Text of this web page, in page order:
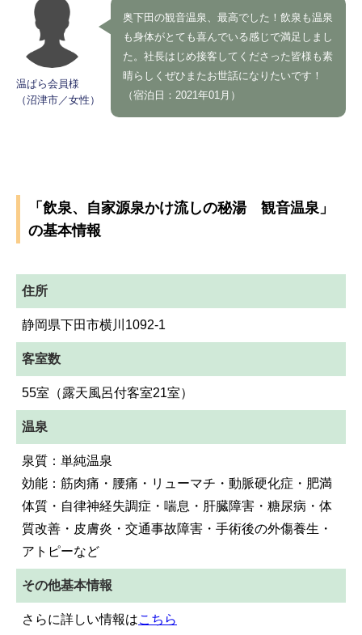
温ぱら会員様
（沼津市／女性）
奥下田の観音温泉、最高でした！飲泉も温泉
も身体がとても喜んでいる感じで満足しまし
た。社長はじめ接客してくださった皆様も素
晴らしくぜひまたお世話になりたいです！
（宿泊日：2021年01月）
「飲泉、自家源泉かけ流しの秘湯 観音温泉」
の基本情報
住所
静岡県下田市横川1092-1
客室数
55室（露天風呂付客室21室）
温泉
泉質：単純温泉
効能：筋肉痛・腰痛・リューマチ・動脈硬化症・肥満
体質・自律神経失調症・喘息・肝臓障害・糖尿病・体
質改善・皮膚炎・交通事故障害・手術後の外傷養生・
アトピーなど
その他基本情報
さらに詳しい情報はこちら